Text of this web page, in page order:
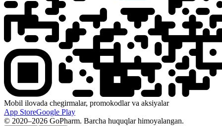
Mobil ilovada chegirmalar, promokodlar va aksiyalar
App StoreGoogle Play
© 2020–2026 GoPharm. Barcha huquqlar himoyalangan.